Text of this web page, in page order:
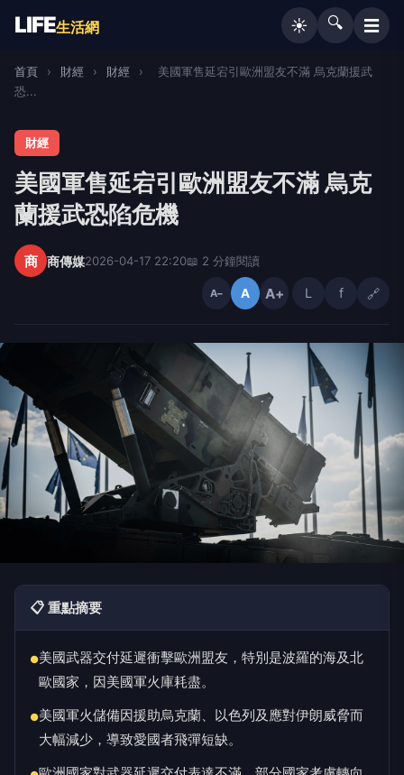
LIFE生活網 ☀️ 🔍 ☰
首頁 › 財經 › 財經 ›
美國軍售延宕引歐洲盟友不滿 烏克蘭援武
恐...
財經
美國軍售延宕引歐洲盟友不滿 烏克
蘭援武恐陷危機
商 商傳媒2026-04-17 22:20📖 2 分鐘閱讀
A− A A+ L f 🔗
📋 重點摘要
●美國武器交付延遲衝擊歐洲盟友，特別是波羅的海及北
歐國家，因美國軍火庫耗盡。
●美國軍火儲備因援助烏克蘭、以色列及應對伊朗威脅而
大幅減少，導致愛國者飛彈短缺。